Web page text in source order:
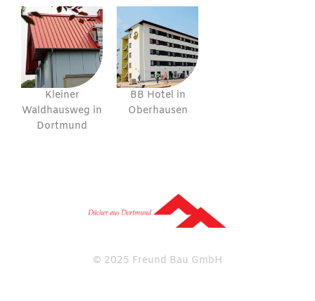
Kleiner
Waldhausweg in
Dortmund
BB Hotel in
Oberhausen
© 2025 Freund Bau GmbH